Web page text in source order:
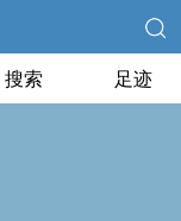
搜索 足迹